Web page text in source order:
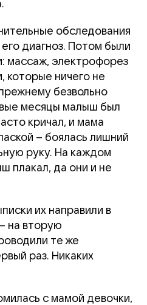
обследования
диагноз. Потом были
массаж, электрофорез
которые ничего не
безвольно
месяцы малыш был
кричал, и мама
– боялась лишний
руку. На каждом
плакал, да они и не
их направили в
на вторую
те же
раз. Никаких
с мамой девочки,